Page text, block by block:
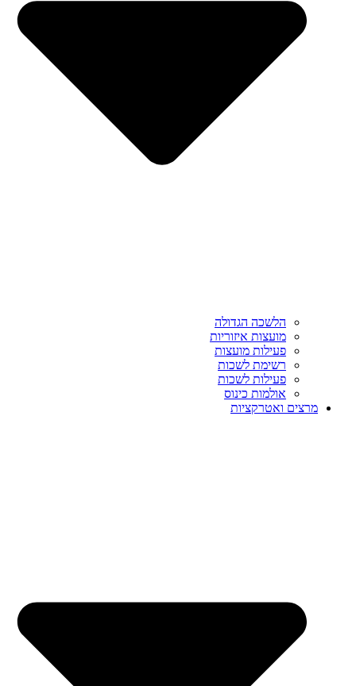
הלשכה הגדולה
מועצות איזוריות
פעילות מועצות
רשימת לשכות
פעילות לשכות
אולמות כינוס
מרצים ואטרקציות